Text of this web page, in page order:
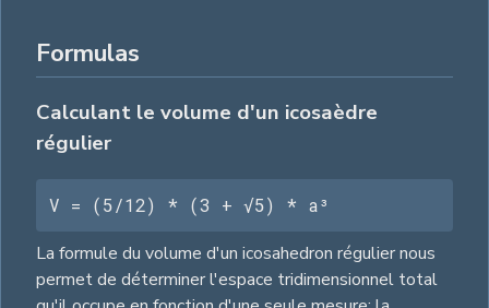
Formulas
Calculant le volume d'un icosaèdre
régulier
V = (5/12) * (3 + √5) * a³
La formule du volume d'un icosahedron régulier nous
permet de déterminer l'espace tridimensionnel total